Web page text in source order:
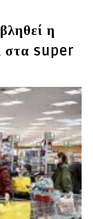
η
στα super